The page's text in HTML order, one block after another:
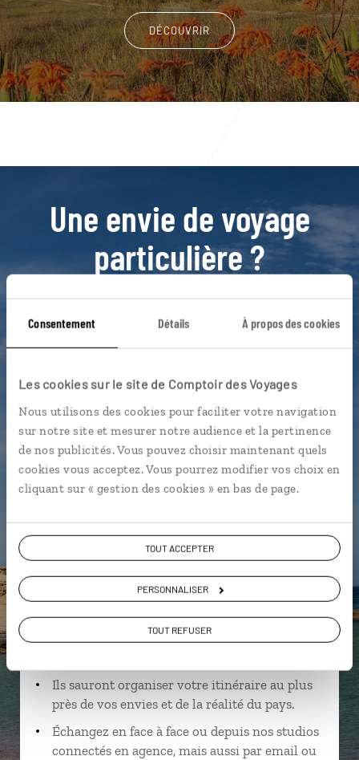
Consentement Détails À propos des cookies
Les cookies sur le site de Comptoir des Voyages
Nous utilisons des cookies pour faciliter votre navigation
sur notre site et mesurer notre audience et la pertinence
de nos publicités. Vous pouvez choisir maintenant quels
cookies vous acceptez. Vous pourrez modifier vos choix en
cliquant sur « gestion des cookies » en bas de page.
TOUT ACCEPTER
PERSONNALISER
TOUT REFUSER
DÉCOUVRIR
Une envie de voyage
particulière ?
Baiona - Galice Castros celtes - Galice
Côte de la Mort - Galice Fado
Gorges du Sil - Galice Allariz - Galice
Cap Finisterre - Galice
Cathédrale de St Jacques de Compostelle - Galice
Dunes de Corrubedo - Galice
Marine,
spécialiste Espagne
Suivez vos envies et demandez conseils à nos
Ils sauront organiser votre itinéraire au plus
près de vos envies et de la réalité du pays.
Échangez en face à face ou depuis nos studios
connectés en agence, mais aussi par email ou